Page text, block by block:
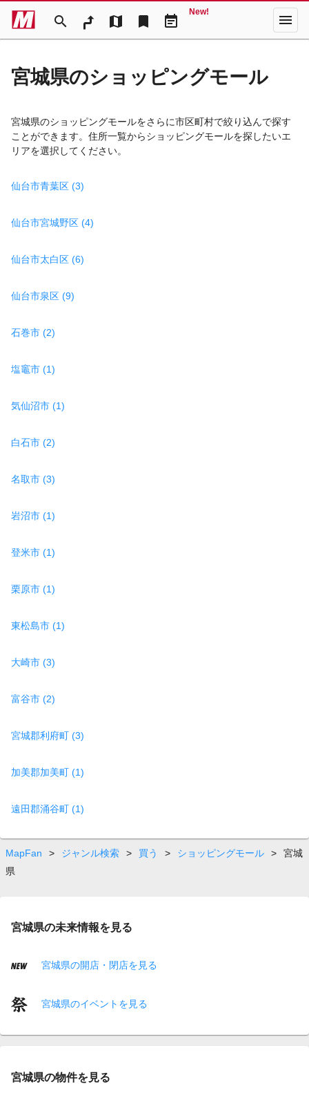
search map bookmark event_note
New! menu
宮城県のショッピングモール
宮城県のショッピングモールをさらに市区町村で絞り込んで探す
ことができます。住所一覧からショッピングモールを探したいエ
リアを選択してください。
仙台市青葉区 (3)
仙台市宮城野区 (4)
仙台市太白区 (6)
仙台市泉区 (9)
石巻市 (2)
塩竈市 (1)
気仙沼市 (1)
白石市 (2)
名取市 (3)
岩沼市 (1)
登米市 (1)
栗原市 (1)
東松島市 (1)
大崎市 (3)
富谷市 (2)
宮城郡利府町 (3)
加美郡加美町 (1)
遠田郡涌谷町 (1)
MapFan > ジャンル検索 > 買う > ショッピングモール >
宮城
県
宮城県の未来情報を見る
宮城県の開店・閉店を見る
宮城県のイベントを見る
宮城県の物件を見る